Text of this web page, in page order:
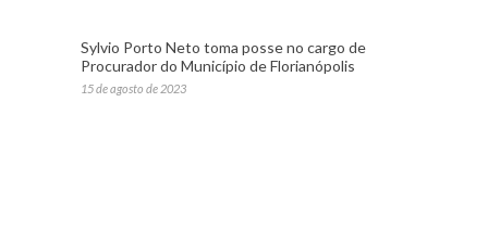
Sylvio Porto Neto toma posse no cargo de
Procurador do Município de Florianópolis
15 de agosto de 2023